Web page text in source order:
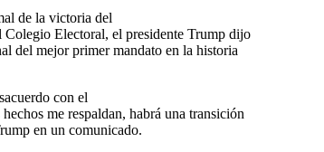
de la victoria del
Colegio Electoral, el presidente Trump dijo
del mejor primer mandato en la historia
con el
me respaldan, habrá una transición
en un comunicado.